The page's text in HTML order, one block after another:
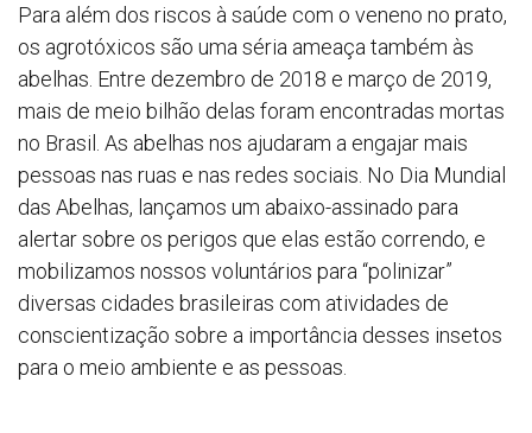
Para além dos riscos à saúde com o veneno no prato,
os agrotóxicos são uma séria ameaça também às
abelhas. Entre dezembro de 2018 e março de 2019,
mais de meio bilhão delas foram encontradas mortas
no Brasil. As abelhas nos ajudaram a engajar mais
pessoas nas ruas e nas redes sociais. No Dia Mundial
das Abelhas, lançamos um abaixo-assinado para
alertar sobre os perigos que elas estão correndo, e
mobilizamos nossos voluntários para “polinizar”
diversas cidades brasileiras com atividades de
conscientização sobre a importância desses insetos
para o meio ambiente e as pessoas.